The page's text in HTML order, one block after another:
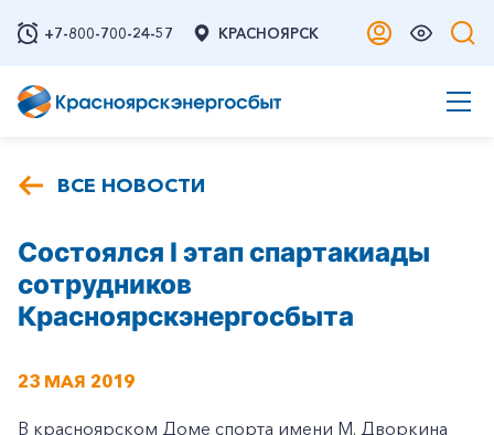
+7-800-700-24-57 КРАСНОЯРСК
ВСЕ НОВОСТИ
Состоялся I этап спартакиады
сотрудников
Красноярскэнергосбыта
23 МАЯ 2019
В красноярском Доме спорта имени М. Дворкина